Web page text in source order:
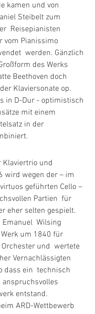
kamen und von
Steibelt zum
Reisepianisten
vom Pianissimo
werden. Gänzlich
des Werks
Beethoven doch
Klaviersonate op.
in D-Dur - optimistisch
mit einem
in der
Klaviertrio und
wird wegen der – im
geführten Cello –
Partien  für
eher selten gespielt.
Wilsing
um 1840 für
und  wertete
Vernachlässigten
dass ein  technisch
entstand.
ARD-Wettbewerb